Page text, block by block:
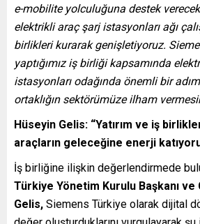
e-mobilite yolculuğuna destek
elektrikli araç şarj istasyonları ağı
birlikleri kurarak genişletiyoruz.
yaptığımız iş birliği kapsamında
istasyonları odağında önemli bir
ortaklığın sektörümüze ilham
Hüseyin Gelis: “Yatırım ve iş
araçların geleceğine enerji
İş birliğine ilişkin değerlendirmede
Türkiye Yönetim Kurulu Başkanı ve
Gelis, Siemens Türkiye olarak dijital